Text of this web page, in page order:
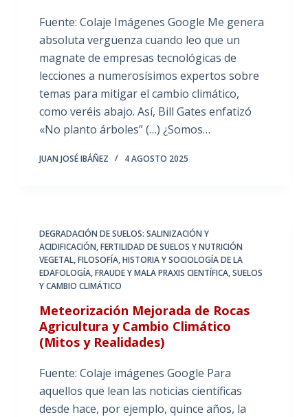
Fuente: Colaje Imágenes Google Me genera
absoluta vergüenza cuando leo que un
magnate de empresas tecnológicas de
lecciones a numerosísimos expertos sobre
temas para mitigar el cambio climático,
como veréis abajo. Así, Bill Gates enfatizó
«No planto árboles” (…) ¿Somos…
JUAN JOSÉ IBÁÑEZ 4 AGOSTO 2025
DEGRADACIÓN DE SUELOS: SALINIZACIÓN Y
ACIDIFICACIÓN,FERTILIDAD DE SUELOS Y NUTRICIÓN
VEGETAL,FILOSOFÍA, HISTORIA Y SOCIOLOGÍA DE LA
EDAFOLOGÍA,FRAUDE Y MALA PRAXIS CIENTÍFICA,SUELOS
Y CAMBIO CLIMÁTICO
Meteorización Mejorada de Rocas
Agricultura y Cambio Climático
(Mitos y Realidades)
Fuente: Colaje imágenes Google Para
aquellos que lean las noticias científicas
desde hace, por ejemplo, quince años, la